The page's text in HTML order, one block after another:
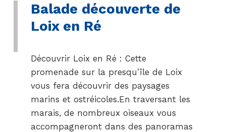
Balade découverte de
Loix en Ré
Découvrir Loix en Ré : Cette
promenade sur la presqu’île de Loix
vous fera découvrir des paysages
marins et ostréicoles.En traversant les
marais, de nombreux oiseaux vous
accompagneront dans des panoramas